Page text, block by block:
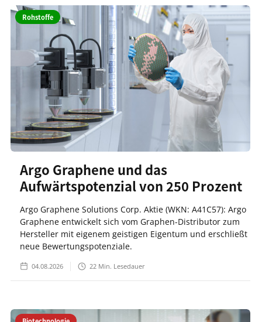
Rohstoffe
Argo Graphene und das
Aufwärtspotenzial von 250 Prozent
Argo Graphene Solutions Corp. Aktie (WKN: A41C57): Argo
Graphene entwickelt sich vom Graphen-Distributor zum
Hersteller mit eigenem geistigen Eigentum und erschließt
neue Bewertungspotenziale.
04.08.2026 22 Min. Lesedauer